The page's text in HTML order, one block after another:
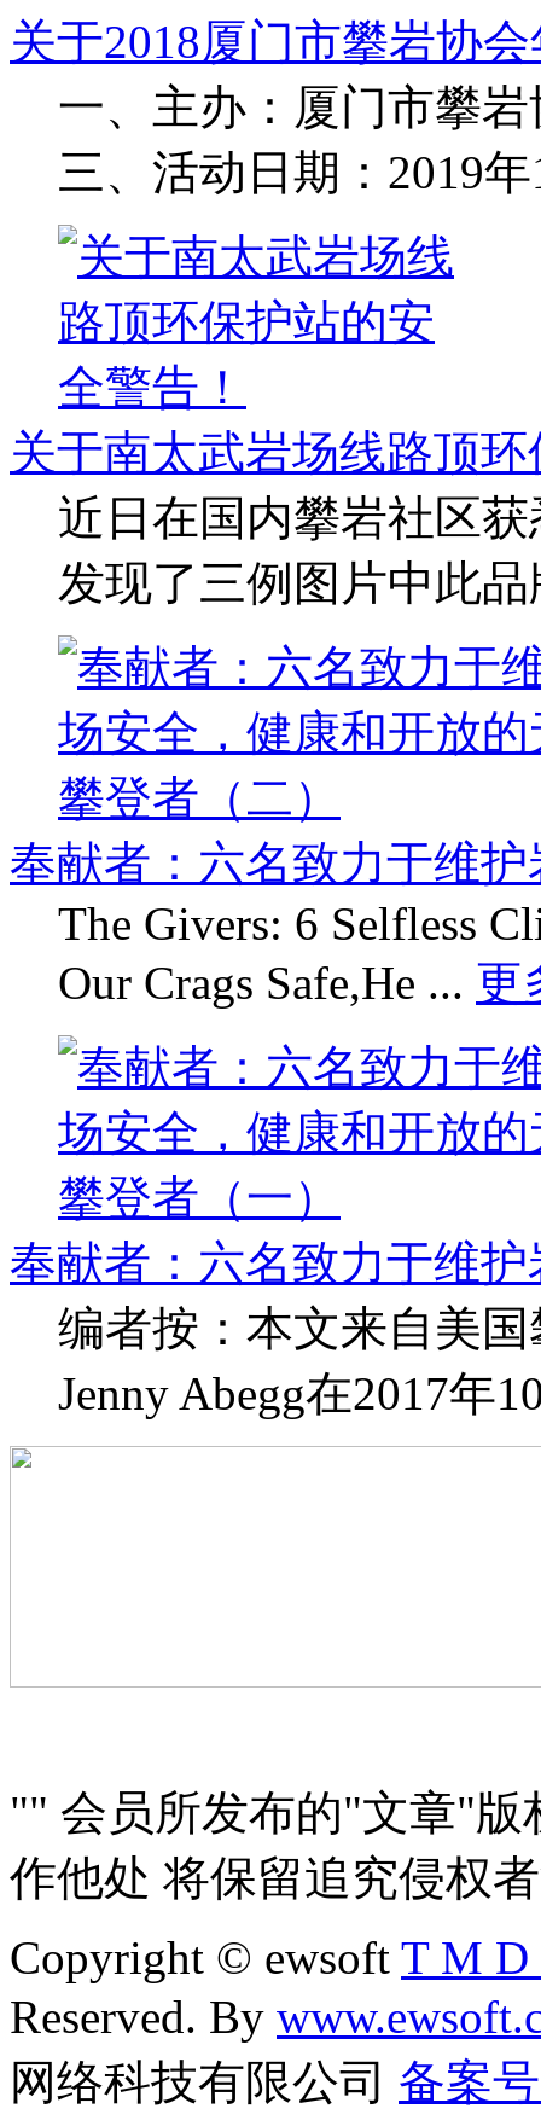
关于2018厦门市攀岩协
一、主办：厦门市攀
三、活动日期：2019
关于南太武岩场线路顶
近日在国内攀岩社区
发现了三例图片中此
奉献者：六名致力于维
The Givers: 6 Selfless
Our Crags Safe,He ... 更
奉献者：六名致力于维
编者按：本文来自美
Jenny Abegg在2017年
"" 会员所发布的"文章"版
作他处 将保留追究侵权
Copyright © ewsoft T M D
Reserved. By
网络科技有限公司 备案